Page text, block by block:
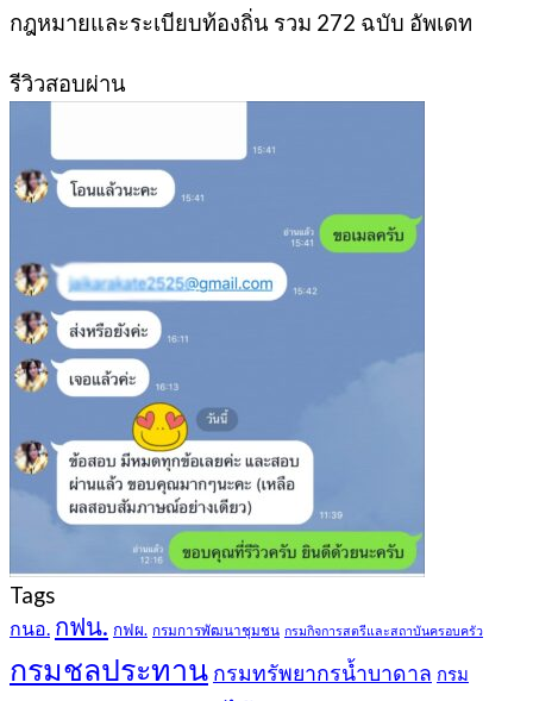
was: is:
กฎหมายและระเบียบท้องถิ่น รวม 272 ฉบับ อัพเดท
รีวิวสอบผ่าน
Tags
กนอ. กฟน. กฟผ. กรมการพัฒนาชุมชน กรมกิจการสตรีและสถาบันครอบครัว
กรมชลประทาน กรมทรัพยากรน้ำบาดาล กรม